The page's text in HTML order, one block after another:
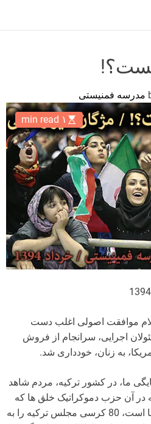
e
مدرسه فمنیستی
۱ min read
موافقت اصولی اغلب دست
اجرایی، سرانجام از فروش
به زنان، خودداری شد.
ما، در کشور ترکیه، مردم شاهد
در آن حزب دموکراتیک خلق ها که
طرفدار حقوق زنان و اقلیت ها است، 80 کرسی مجلس ترکیه را به